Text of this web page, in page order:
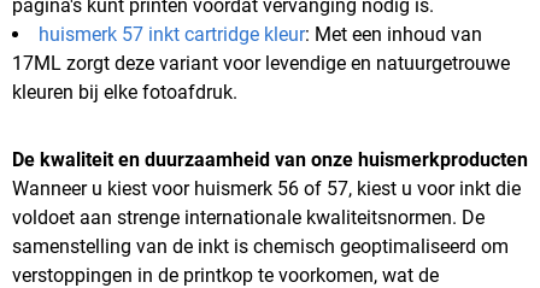
pagina's kunt printen voordat vervanging nodig is.
huismerk 57 inkt cartridge kleur: Met een inhoud van
17ML zorgt deze variant voor levendige en natuurgetrouwe
kleuren bij elke fotoafdruk.
De kwaliteit en duurzaamheid van onze huismerkproducten
Wanneer u kiest voor huismerk 56 of 57, kiest u voor inkt die
voldoet aan strenge internationale kwaliteitsnormen. De
samenstelling van de inkt is chemisch geoptimaliseerd om
verstoppingen in de printkop te voorkomen, wat de